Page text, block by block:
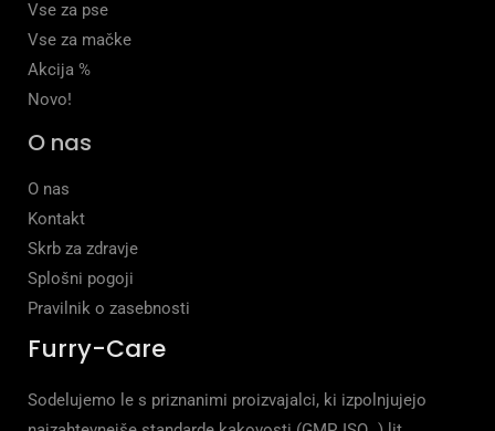
Vse za pse
Vse za mačke
Akcija %
Novo!
O nas
O nas
Kontakt
Skrb za zdravje
Splošni pogoji
Pravilnik o zasebnosti
Furry-Care
Sodelujemo le s priznanimi proizvajalci, ki izpolnjujejo